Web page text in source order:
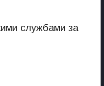
службами за